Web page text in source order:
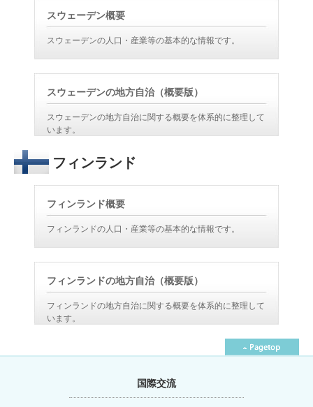
スウェーデン概要
スウェーデンの人口・産業等の基本的な情報です。
スウェーデンの地方自治（概要版）
スウェーデンの地方自治に関する概要を体系的に整理して
います。
フィンランド
フィンランド概要
フィンランドの人口・産業等の基本的な情報です。
フィンランドの地方自治（概要版）
フィンランドの地方自治に関する概要を体系的に整理して
います。
国際交流